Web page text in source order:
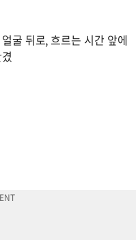
굴 뒤로, 흐르는 시간 앞에